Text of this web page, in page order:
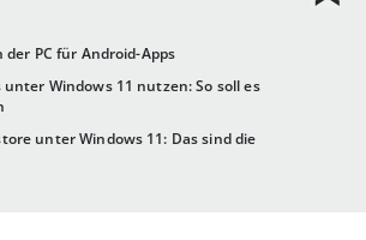
PC für Android-Apps
unter Windows 11 nutzen: So soll es
unter Windows 11: Das sind die